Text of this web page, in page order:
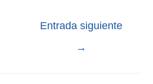
Entrada siguiente
→